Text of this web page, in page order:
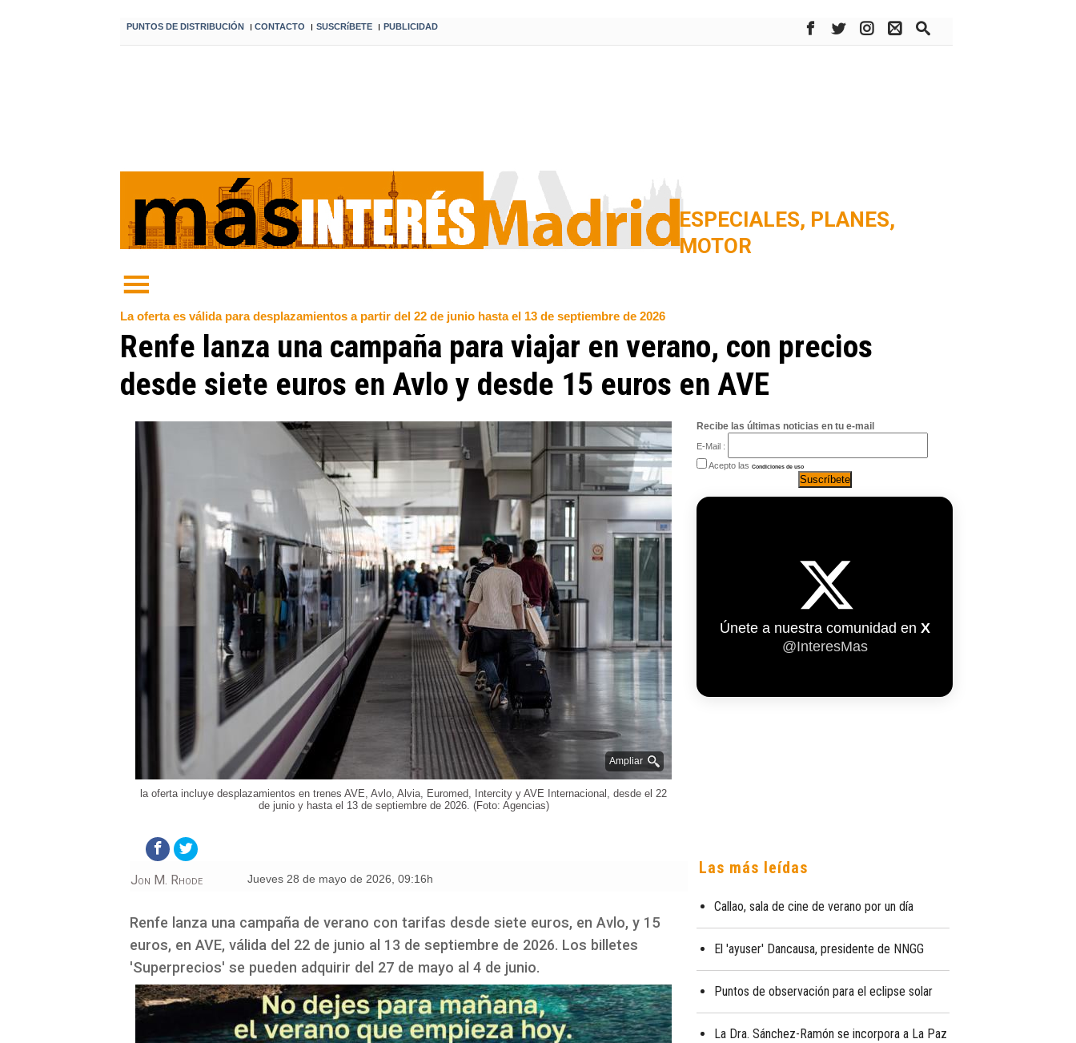
PUNTOS DE DISTRIBUCIÓN I CONTACTO I SUSCRíBETE I PUBLICIDAD
ESPECIALES, PLANES,
MOTOR
La oferta es válida para desplazamientos a partir del 22 de junio hasta el 13 de septiembre de 2026
Renfe lanza una campaña para viajar en verano, con precios
desde siete euros en Avlo y desde 15 euros en AVE
Ampliar
la oferta incluye desplazamientos en trenes AVE, Avlo, Alvia, Euromed, Intercity y AVE Internacional, desde el 22
de junio y hasta el 13 de septiembre de 2026. (Foto: Agencias)
jueves 28 de mayo de 2026, 09:16h
Jon M. Rhode
Renfe lanza una campaña de verano con tarifas desde siete euros, en Avlo, y 15
euros, en AVE, válida del 22 de junio al 13 de septiembre de 2026. Los billetes
'Superprecios' se pueden adquirir del 27 de mayo al 4 de junio.
Recibe las últimas noticias en tu e-mail
E-Mail :
Acepto las Condiciones de uso
Únete a nuestra comunidad en X
@InteresMas
Las más leídas
Callao, sala de cine de verano por un día
El 'ayuser' Dancausa, presidente de NNGG
Puntos de observación para el eclipse solar
La Dra. Sánchez-Ramón se incorpora a La Paz